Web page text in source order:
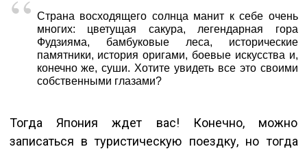
Страна восходящего солнца манит к себе очень
многих: цветущая сакура, легендарная гора
Фудзияма, бамбуковые леса, исторические
памятники, история оригами, боевые искусства и,
конечно же, суши. Хотите увидеть все это своими
собственными глазами?
Тогда Япония ждет вас! Конечно, можно
записаться в туристическую поездку, но тогда